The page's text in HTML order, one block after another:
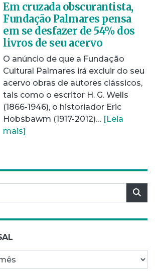
Em cruzada obscurantista,
Fundação Palmares pensa
em se desfazer de 54% dos
livros de seu acervo
O anúncio de que a Fundação
Cultural Palmares irá excluir do seu
acervo obras de autores clássicos,
tais como o escritor H. G. Wells
(1866-1946), o historiador Eric
Hobsbawm (1917-2012)… [Leia
mais]